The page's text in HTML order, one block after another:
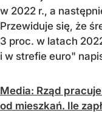
w 2022 r., a
Przewiduje się, że
3 proc. w latach
i w strefie euro"
Media: Rząd
od mieszkań. Ile